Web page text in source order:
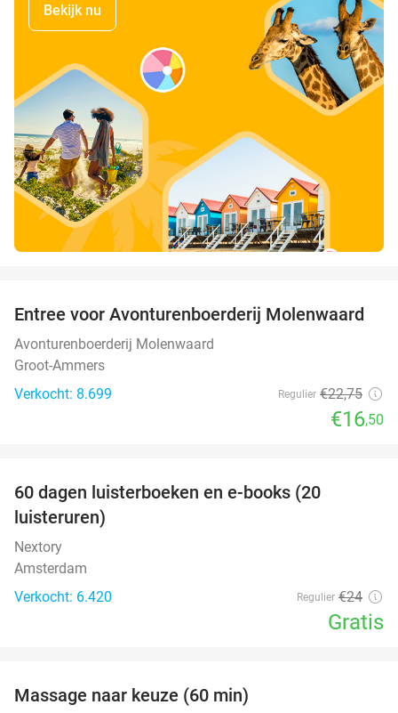
Bekijk nu
27%
Entree voor Avonturenboerderij Molenwaard
Avonturenboerderij Molenwaard
Groot-Ammers
Verkocht: 8.699
Regulier €22,75
€16,50
60 dagen luisterboeken en e-books (20
luisteruren)
Nextory
Amsterdam
Verkocht: 6.420
Regulier €24
Gratis
Massage naar keuze (60 min)